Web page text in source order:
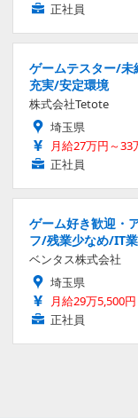
正社員
ゲームテスター/
充実/安定環境
株式会社Tetote
埼玉県
月給27万円～33
正社員
ゲーム好き歓迎・
フ/残業少なめ/IT
ベンタス株式会社
埼玉県
月給29万5,500
正社員